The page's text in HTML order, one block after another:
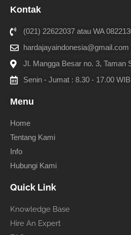
Kontak
(021) 22622037 atau WA
hardajayaindonesia@gmail.com
Jl. Mangga Besar no. 3, Taman
Senin - Jumat : 8.30 - 17.00
Menu
Home
Tentang Kami
Info
Hubungi Kami
Quick Link
Knowledge Base
Hire An Expert